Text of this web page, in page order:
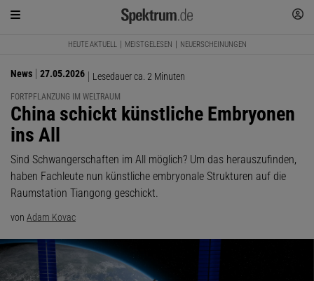
HEUTE AKTUELL MEISTGELESEN NEUERSCHEINUNGEN
News 27.05.2026 Lesedauer ca. 2 Minuten
FORTPFLANZUNG IM WELTRAUM
:
China schickt künstliche Embryonen
ins All
Sind Schwangerschaften im All möglich? Um das herauszufinden,
haben Fachleute nun künstliche embryonale Strukturen auf die
Raumstation Tiangong geschickt.
von Adam Kovac